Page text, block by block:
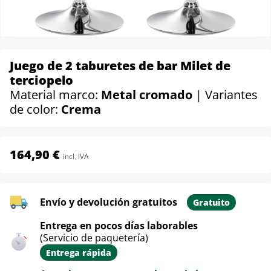
Juego de 2 taburetes de bar Milet de
terciopelo
Material marco: Metal cromado | Variantes
de color: Crema
164,90 € incl. IVA
Envío y devolución gratuitos Gratuito
Entrega en pocos días laborables
(Servicio de paquetería)
Entrega rápida